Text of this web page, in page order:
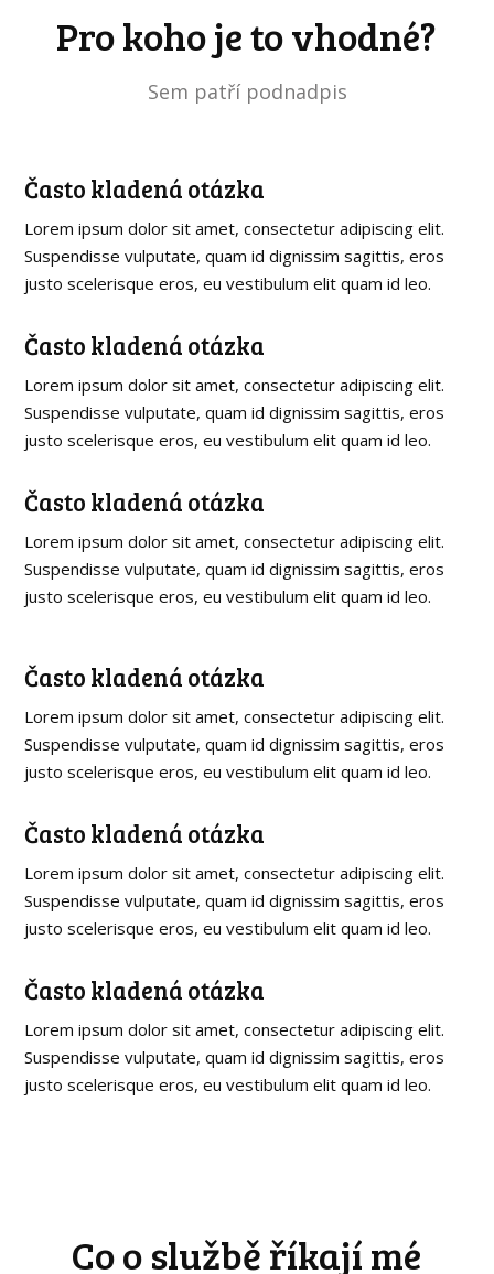
Pro koho je to vhodné?
Sem patří podnadpis
Často kladená otázka
Lorem ipsum dolor sit amet, consectetur adipiscing elit.
Suspendisse vulputate, quam id dignissim sagittis, eros
justo scelerisque eros, eu vestibulum elit quam id leo.
Často kladená otázka
Lorem ipsum dolor sit amet, consectetur adipiscing elit.
Suspendisse vulputate, quam id dignissim sagittis, eros
justo scelerisque eros, eu vestibulum elit quam id leo.
Často kladená otázka
Lorem ipsum dolor sit amet, consectetur adipiscing elit.
Suspendisse vulputate, quam id dignissim sagittis, eros
justo scelerisque eros, eu vestibulum elit quam id leo.
Často kladená otázka
Lorem ipsum dolor sit amet, consectetur adipiscing elit.
Suspendisse vulputate, quam id dignissim sagittis, eros
justo scelerisque eros, eu vestibulum elit quam id leo.
Často kladená otázka
Lorem ipsum dolor sit amet, consectetur adipiscing elit.
Suspendisse vulputate, quam id dignissim sagittis, eros
justo scelerisque eros, eu vestibulum elit quam id leo.
Často kladená otázka
Lorem ipsum dolor sit amet, consectetur adipiscing elit.
Suspendisse vulputate, quam id dignissim sagittis, eros
justo scelerisque eros, eu vestibulum elit quam id leo.
Co o službě říkají mé